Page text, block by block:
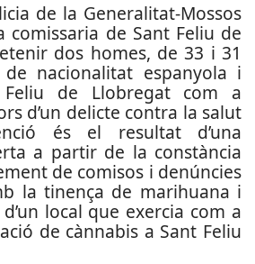
de la Generalitat-Mossos
comissaria de Sant Feliu de
dos homes, de 33 i 31
de nacionalitat espanyola i
de Llobregat com a
d’un delicte contra la salut
és el resultat d’una
a partir de la constància
de comisos i denúncies
la tinença de marihuana i
local que exercia com a
de cànnabis a Sant Feliu